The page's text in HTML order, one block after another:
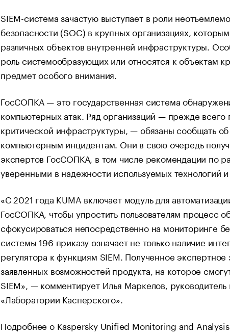
SIEM-система зачастую выступает в роли
безопасности (SOC) в крупных организациях,
различных объектов внутренней инфраструктуры.
роль системообразующих или относятся к объектам
предмет особого внимания.
ГосСОПКА — это государственная система
компьютерных атак. Ряд организаций — прежде
критической инфраструктуры, — обязаны сообщать
компьютерным инцидентам. Они в свою очередь
экспертов ГосСОПКА, в том числе рекомендации по
уверенными в надежности используемых технологий
«С 2021 года KUMA включает модуль для
ГосСОПКА, чтобы упростить пользователям процесс
сфокусироваться непосредственно на мониторинге
системы 196 приказу означает не только наличие
регулятора к функциям SIEM. Полученное
заявленных возможностей продукта, на которое
SIEM», — комментирует Илья Маркелов,
«Лаборатории Касперского».
Подробнее о Kaspersky Unified Monitoring and